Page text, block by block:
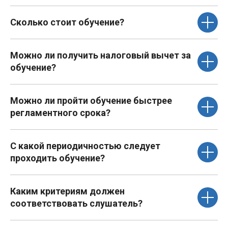
Сколько стоит обучение?
Можно ли получить налоговый вычет за
обучение?
Можно ли пройти обучение быстрее
регламентного срока?
С какой периодичностью следует
проходить обучение?
Каким критериям должен
соответствовать слушатель?